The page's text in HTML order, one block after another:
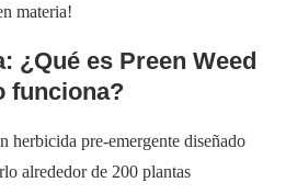
materia!
¿Qué es Preen Weed
funciona?
herbicida pre-emergente diseñado
alrededor de 200 plantas